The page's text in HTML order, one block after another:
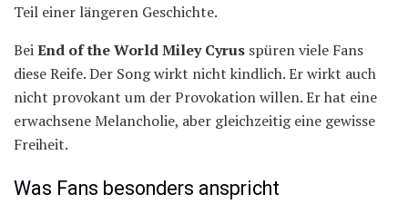
Teil einer längeren Geschichte.
BeiEnd of the World Miley Cyrus spüren viele Fans
diese Reife. Der Song wirkt nicht kindlich. Er wirkt auch
nicht provokant um der Provokation willen. Er hat eine
erwachsene Melancholie, aber gleichzeitig eine gewisse
Freiheit.
Was Fans besonders anspricht